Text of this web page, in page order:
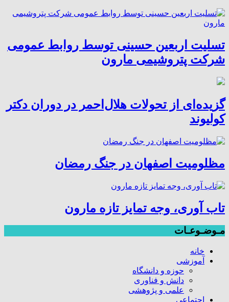
تسلیت اربعین حسینی توسط روابط عمومی
شرکت پتروشیمی مارون
گزیده‌ای از تحولات هلال‌احمر در دوران دکتر
کولیوند
مظلومیت اصفهان در جنگ رمضان
تاب آوری، وجه تمایز تازه مارون
مـوضـوعـات
خانه
آموزشی
حوزه و دانشگاه
دانش و فناوری
علمی و پژوهشی
اجتماعی